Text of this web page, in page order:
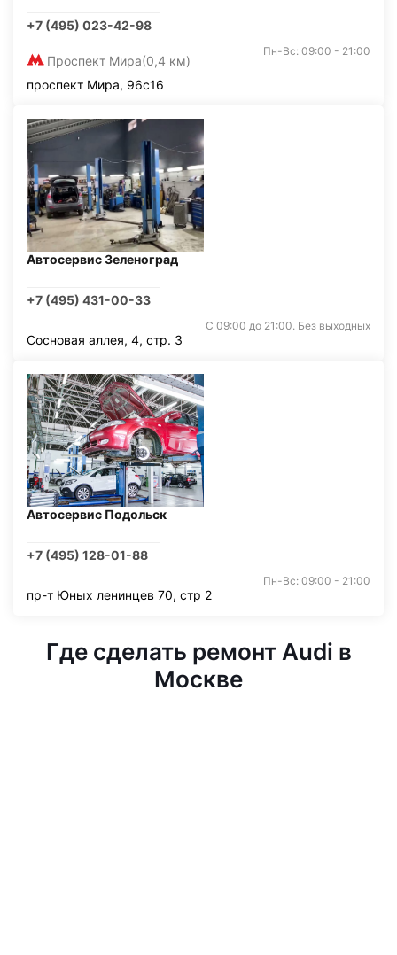
+7 (495) 023-42-98
Проспект Мира(0,4 км)
Пн-Вс: 09:00 - 21:00
проспект Мира, 96с16
Автосервис Зеленоград
+7 (495) 431-00-33
С 09:00 до 21:00. Без выходных
Сосновая аллея, 4, стр. 3
Автосервис Подольск
+7 (495) 128-01-88
Пн-Вс: 09:00 - 21:00
пр-т Юных ленинцев 70, стр 2
Где сделать ремонт Audi в
Москве